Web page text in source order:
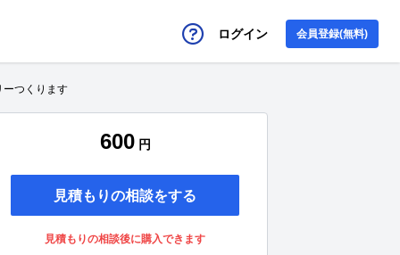
ログイン 会員登録(無料)
ーつくります
600 円
見積もりの相談をする
見積もりの相談後に購入できます